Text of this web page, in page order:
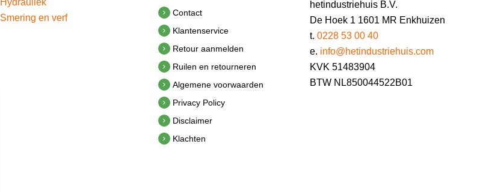
Hydrauliek
Smering en verf
Contact
Klantenservice
Retour aanmelden
Ruilen en retourneren
Algemene voorwaarden
Privacy Policy
Disclaimer
Klachten
hetindustriehuis B.V.
De Hoek 1 1601 MR Enkhuizen
t. 0228 53 00 40
e. info@hetindustriehuis.com
KVK 51483904
BTW NL850044522B01